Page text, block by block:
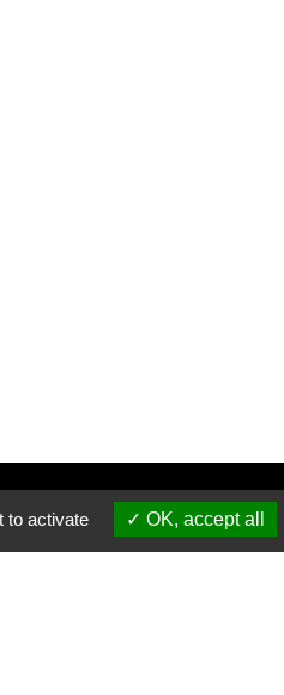
vous à notre newsletter
to activate OK, accept all